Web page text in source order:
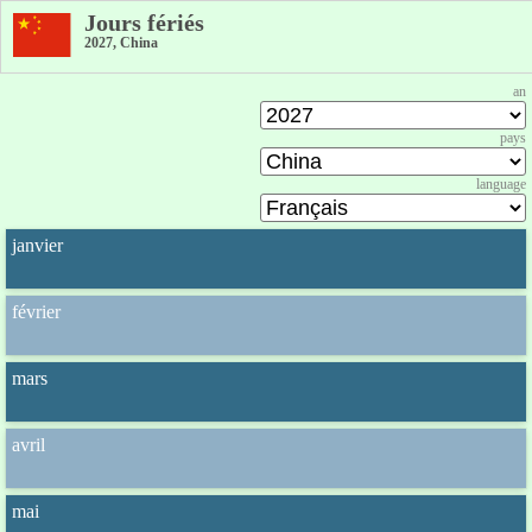
Jours fériés
2027, China
an
pays
language
janvier
février
mars
avril
mai